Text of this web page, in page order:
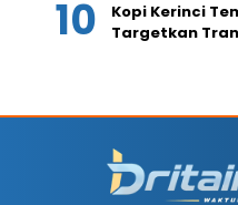
Kopi Kerinci
Targetkan